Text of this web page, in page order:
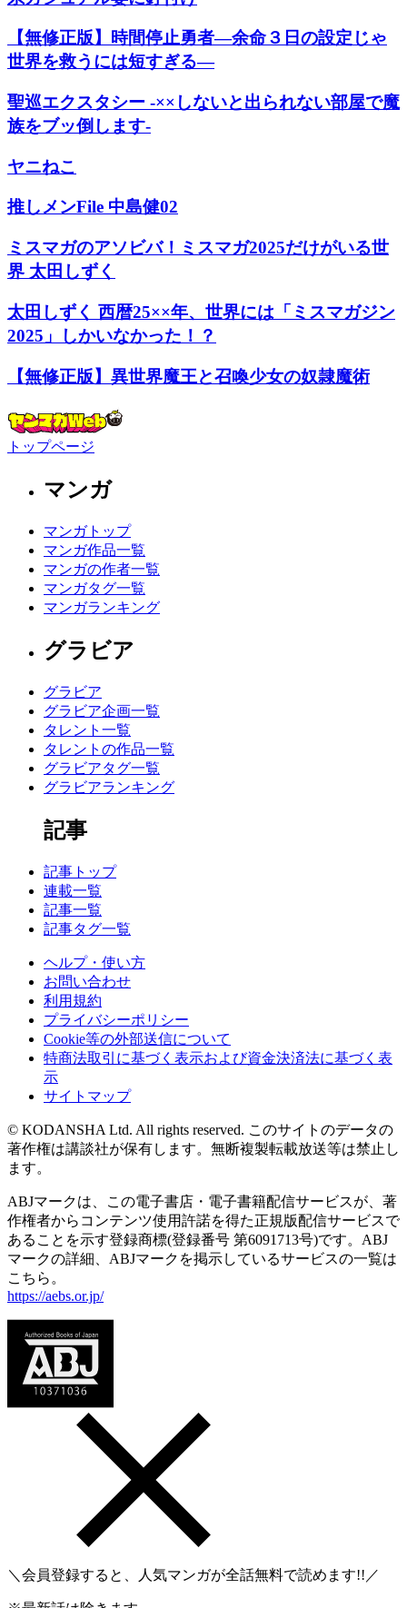
【無修正版】時間停止勇者―余命３日の設定じゃ
世界を救うには短すぎる―
聖巡エクスタシー -××しないと出られない部屋で魔
族をブッ倒します-
ヤニねこ
推しメンFile 中島健02
ミスマガのアソビバ！ミスマガ2025だけがいる世
界 太田しずく
太田しずく 西暦25××年、世界には「ミスマガジン
2025」しかいなかった！？
【無修正版】異世界魔王と召喚少女の奴隷魔術
トップページ
マンガ
マンガトップ
マンガ作品一覧
マンガの作者一覧
マンガタグ一覧
マンガランキング
グラビア
グラビア
グラビア企画一覧
タレント一覧
タレントの作品一覧
グラビアタグ一覧
グラビアランキング
記事
記事トップ
連載一覧
記事一覧
記事タグ一覧
ヘルプ・使い方
お問い合わせ
利用規約
プライバシーポリシー
Cookie等の外部送信について
特商法取引に基づく表示および資金決済法に基づく表
示
サイトマップ
© KODANSHA Ltd. All rights reserved. このサイトのデータの
著作権は講談社が保有します。無断複製転載放送等は禁止し
ます。
ABJマークは、この電子書店・電子書籍配信サービスが、著
作権者からコンテンツ使用許諾を得た正規版配信サービスで
あることを示す登録商標(登録番号 第6091713号)です。ABJ
マークの詳細、ABJマークを掲示しているサービスの一覧は
こちら。
https://aebs.or.jp/
＼会員登録すると、人気マンガが全話無料で読めます!!／